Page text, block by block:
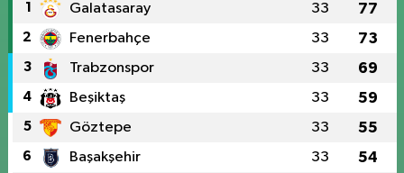
1 Galatasaray 33 77
2 Fenerbahçe 33 73
3 Trabzonspor 33 69
4 Beşiktaş 33 59
5 Göztepe 33 55
6 Başakşehir 33 54